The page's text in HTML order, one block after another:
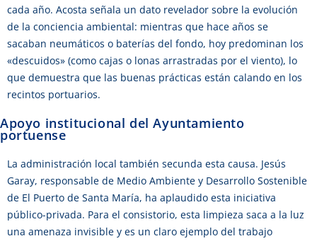
cada año. Acosta señala un dato revelador sobre la evolución
de la conciencia ambiental: mientras que hace años se
sacaban neumáticos o baterías del fondo, hoy predominan los
«descuidos» (como cajas o lonas arrastradas por el viento), lo
que demuestra que las buenas prácticas están calando en los
recintos portuarios.
Apoyo institucional del Ayuntamiento
portuense
La administración local también secunda esta causa. Jesús
Garay, responsable de Medio Ambiente y Desarrollo Sostenible
de El Puerto de Santa María, ha aplaudido esta iniciativa
público-privada. Para el consistorio, esta limpieza saca a la luz
una amenaza invisible y es un claro ejemplo del trabajo